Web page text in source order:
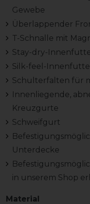
Gewebe
Überlappender
T-Schnalle mit
Stay-dry-
Silk-feel-
Schulterfalten für
Innenliegende,
Kreuzgurte
Schweifgurt
Unterdecke
in unserem Shop
Material